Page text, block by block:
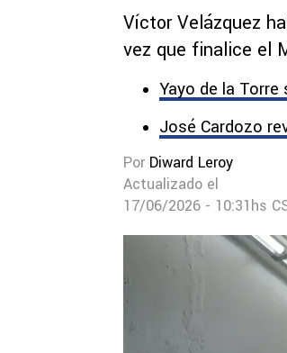
Víctor Velázquez
vez que finalice el
Yayo de la
José Cardozo
Por Diward Leroy
Actualizado el
17/06/2026 - 10:31hs